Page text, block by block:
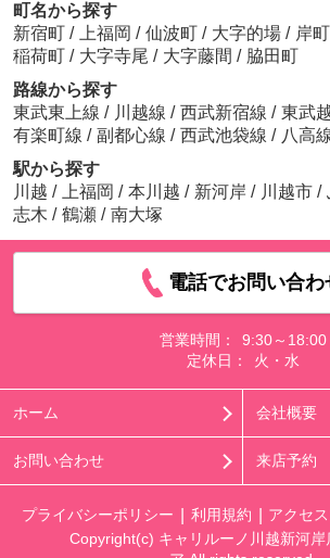
町名から探す
新宿町 / 上福岡 / 仙波町 / 大字的場 / 岸町
稲荷町 / 大字寺尾 / 大字藤間 / 脇田町
路線から探す
東武東上線 / 川越線 / 西武新宿線 / 東武
有楽町線 / 副都心線 / 西武池袋線 / 八高
駅から探す
川越 / 上福岡 / 本川越 / 新河岸 / 川越市 /
志木 / 鶴瀬 / 南大塚
電話でお問い合わ
営業時間：
9:30～18:00
定休日：
火・水
ホーム 会社概要
お問い合わせ 来店予約
プライバシーポリシー 利用規約 アクセ
Copyright(c) キャリルーノ川越新河岸